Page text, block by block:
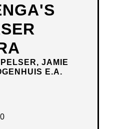
JAMIE
E.A.